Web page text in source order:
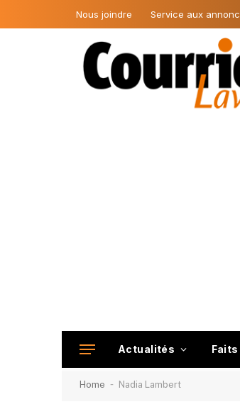
Nous joindre Service aux
Actualités
Home - Nadia Lambert